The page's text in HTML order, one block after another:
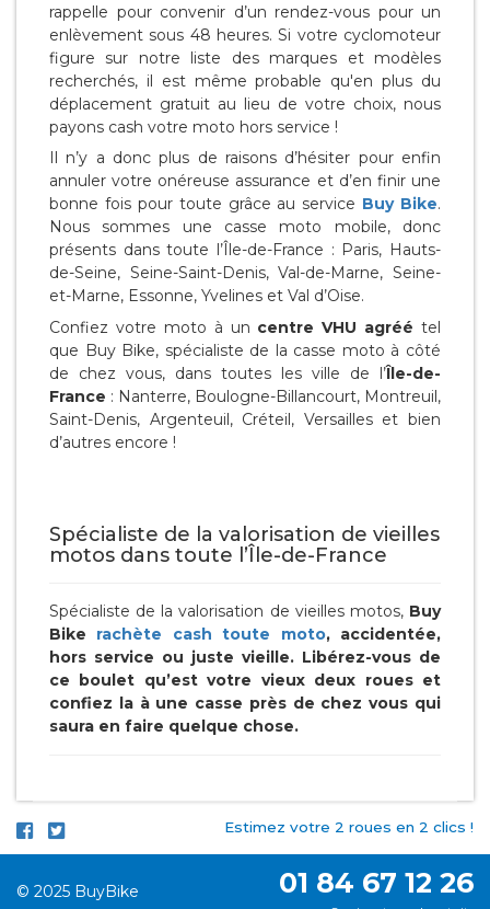
rappelle pour convenir d’un rendez-vous pour un
enlèvement sous 48 heures. Si votre cyclomoteur
figure sur notre liste des marques et modèles
recherchés, il est même probable qu'en plus du
déplacement gratuit au lieu de votre choix, nous
payons cash votre moto hors service !
Il n’y a donc plus de raisons d’hésiter pour enfin
annuler votre onéreuse assurance et d’en finir une
bonne fois pour toute grâce au service Buy Bike.
Nous sommes une casse moto mobile, donc
présents dans toute l’Île-de-France : Paris, Hauts-
de-Seine, Seine-Saint-Denis, Val-de-Marne, Seine-
et-Marne, Essonne, Yvelines et Val d’Oise.
Confiez votre moto à un centre VHU agréé tel
que Buy Bike, spécialiste de la casse moto à côté
de chez vous, dans toutes les ville de l’Île-de-
France : Nanterre, Boulogne-Billancourt, Montreuil,
Saint-Denis, Argenteuil, Créteil, Versailles et bien
d’autres encore !
Spécialiste de la valorisation de vieilles
motos dans toute l’Île-de-France
Spécialiste de la valorisation de vieilles motos, Buy
Bike
rachète cash toute moto, accidentée,
hors service ou juste vieille. Libérez-vous de
ce boulet qu’est votre vieux deux roues et
confiez la à une casse près de chez vous qui
saura en faire quelque chose.
Estimez votre 2 roues en 2 clics !
© 2025 BuyBike 01 84 67 12 26